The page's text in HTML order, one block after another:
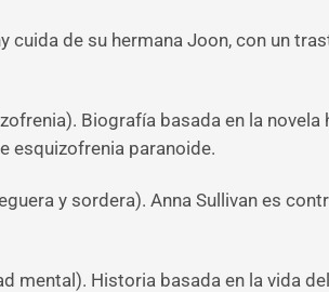
cuida de su hermana Joon, con un
Biografía basada en la
esquizofrenia paranoide.
y sordera). Anna Sullivan es
mental). Historia basada en la vida